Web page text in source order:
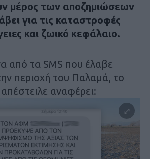
μέρος των αποζημιώσεων
για τις καταστροφές
και ζωικό κεφάλαιο.
από τα SMS που έλαβε
περιοχή του Παλαμά, το
αναφέρει: